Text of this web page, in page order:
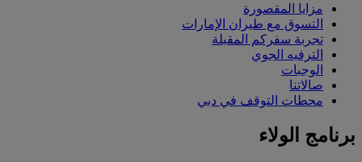
مزايا المقصورة
التسوق مع طيران الإمارات
تجربة سفركم المقبلة
الترفيه الجوي
الوجبات
صالاتنا
محطات التوقف في دبي
برنامج الولاء